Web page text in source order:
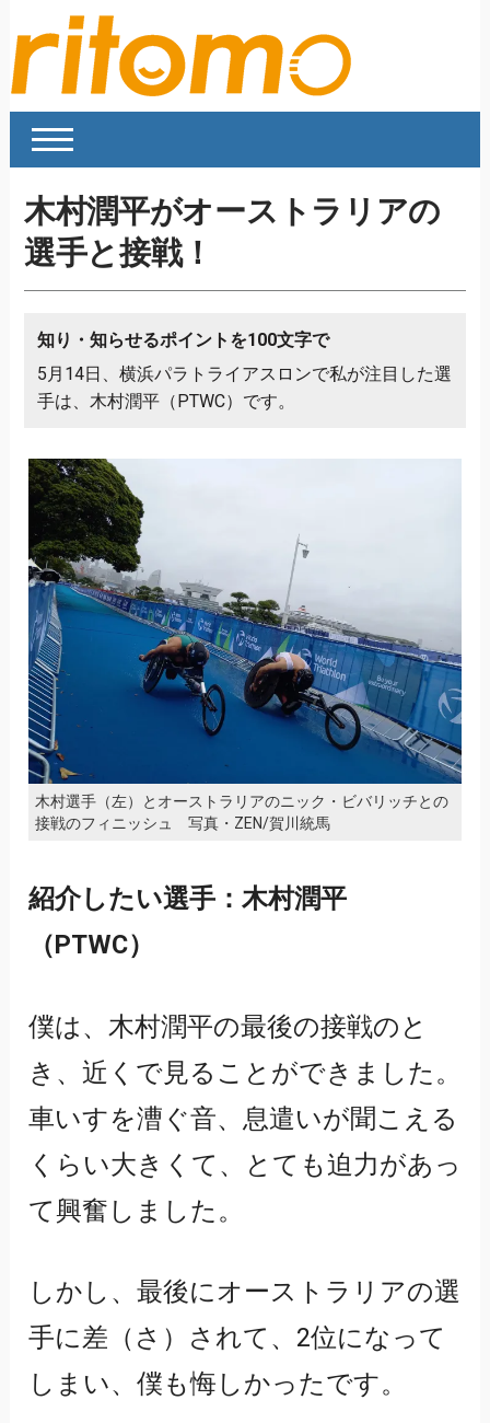
木村潤平がオーストラリアの
選手と接戦！
知り・知らせるポイントを100文字で
5月14日、横浜パラトライアスロンで私が注目した選
手は、木村潤平（PTWC）です。
木村選手（左）とオーストラリアのニック・ビバリッチとの
接戦のフィニッシュ 写真・ZEN/賀川統馬
紹介したい選手：木村潤平
（PTWC）
僕は、木村潤平の最後の接戦のと
き、近くで見ることができました。
車いすを漕ぐ音、息遣いが聞こえる
くらい大きくて、とても迫力があっ
て興奮しました。
しかし、最後にオーストラリアの選
手に差（さ）されて、2位になって
しまい、僕も悔しかったです。